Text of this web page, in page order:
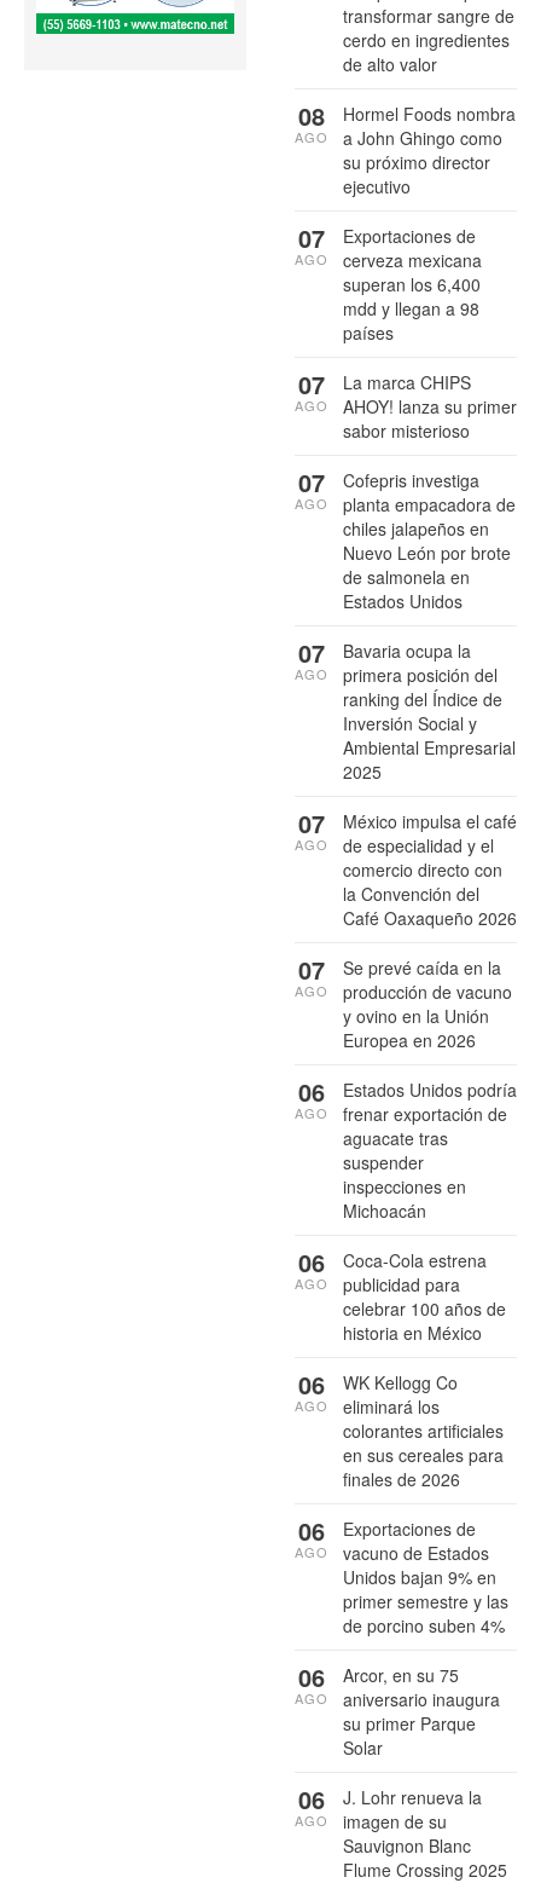
transformar sangre de
cerdo en ingredientes
de alto valor
Hormel Foods nombra
a John Ghingo como
su próximo director
ejecutivo
08
AGO
Exportaciones de
cerveza mexicana
superan los 6,400
mdd y llegan a 98
países
07
AGO
La marca CHIPS
AHOY! lanza su primer
sabor misterioso
07
AGO
Cofepris investiga
planta empacadora de
chiles jalapeños en
Nuevo León por brote
de salmonela en
Estados Unidos
07
AGO
Bavaria ocupa la
primera posición del
ranking del Índice de
Inversión Social y
Ambiental Empresarial
2025
07
AGO
México impulsa el café
de especialidad y el
comercio directo con
la Convención del
Café Oaxaqueño 2026
07
AGO
Se prevé caída en la
producción de vacuno
y ovino en la Unión
Europea en 2026
07
AGO
Estados Unidos podría
frenar exportación de
aguacate tras
suspender
inspecciones en
Michoacán
06
AGO
Coca-Cola estrena
publicidad para
celebrar 100 años de
historia en México
06
AGO
WK Kellogg Co
eliminará los
colorantes artificiales
en sus cereales para
finales de 2026
06
AGO
Exportaciones de
vacuno de Estados
Unidos bajan 9% en
primer semestre y las
de porcino suben 4%
06
AGO
Arcor, en su 75
aniversario inaugura
su primer Parque
Solar
06
AGO
J. Lohr renueva la
imagen de su
Sauvignon Blanc
Flume Crossing 2025
06
AGO